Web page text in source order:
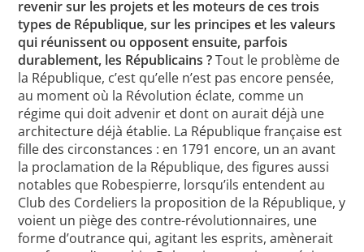
revenir sur les projets et les moteurs de ces trois
types de République, sur les principes et les valeurs
qui réunissent ou opposent ensuite, parfois
durablement, les Républicains ?Tout le problème de
la République, c’est qu’elle n’est pas encore pensée,
au moment où la Révolution éclate, comme un
régime qui doit advenir et dont on aurait déjà une
architecture déjà établie. La République française est
fille des circonstances : en 1791 encore, un an avant
la proclamation de la République, des figures aussi
notables que Robespierre, lorsqu’ils entendent au
Club des Cordeliers la proposition de la République, y
voient un piège des contre-révolutionnaires, une
forme d’outrance qui, agitant les esprits, amènerait